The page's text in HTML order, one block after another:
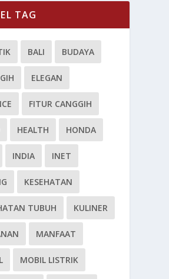
TAG
BALI BUDAYA
ELEGAN
FITUR CANGGIH
HEALTH HONDA
INDIA INET
KESEHATAN
TUBUH KULINER
MANFAAT
MOBIL LISTRIK